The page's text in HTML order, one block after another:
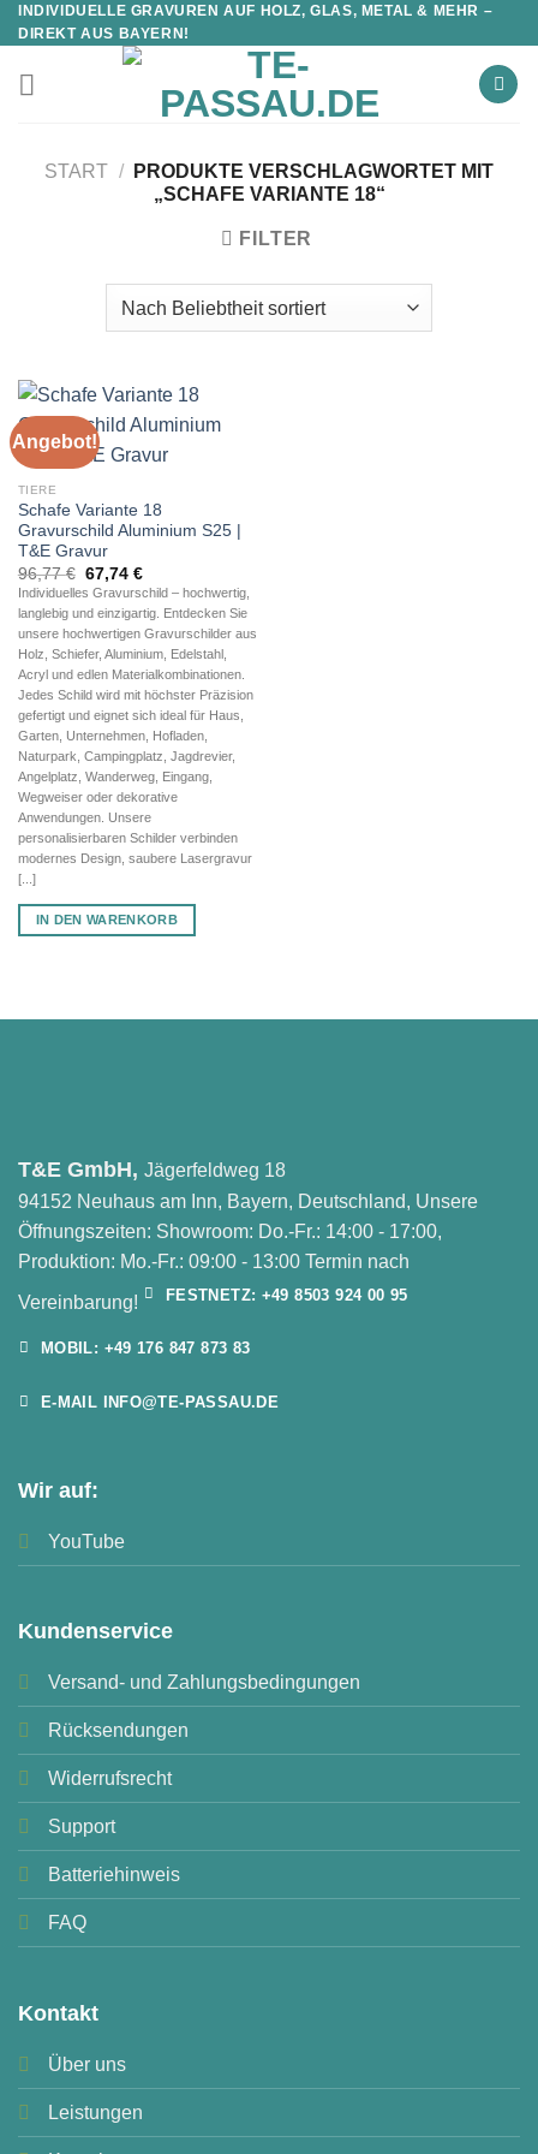
INDIVIDUELLE GRAVUREN AUF HOLZ, GLAS, METAL & MEHR –
DIREKT AUS BAYERN!
START /
PRODUKTE VERSCHLAGWORTET MIT
„SCHAFE VARIANTE 18“
FILTER
Angebot!
TIERE
Schafe Variante 18
Gravurschild Aluminium S25 |
T&E Gravur
96,77€ Ursprünglicher
Preis
war:
96,77 €
67,74 €Aktueller
Preis
ist:
67,74 €.
Individuelles Gravurschild – hochwertig,
langlebig und einzigartig. Entdecken Sie
unsere hochwertigen Gravurschilder aus
Holz, Schiefer, Aluminium, Edelstahl,
Acryl und edlen Materialkombinationen.
Jedes Schild wird mit höchster Präzision
gefertigt und eignet sich ideal für Haus,
Garten, Unternehmen, Hofladen,
Naturpark, Campingplatz, Jagdrevier,
Angelplatz, Wanderweg, Eingang,
Wegweiser oder dekorative
Anwendungen. Unsere
personalisierbaren Schilder verbinden
modernes Design, saubere Lasergravur
[...]
IN DEN WARENKORB
T&E GmbH, Jägerfeldweg 18
94152 Neuhaus am Inn, Bayern, Deutschland, Unsere
Öffnungszeiten: Showroom: Do.-Fr.: 14:00 - 17:00,
Produktion: Mo.-Fr.: 09:00 - 13:00 Termin nach
Vereinbarung!
FESTNETZ: +49 8503 924 00 95
MOBIL: +49 176 847 873 83
E-MAIL INFO@TE-PASSAU.DE
Wir auf:
YouTube
Kundenservice
Versand- und Zahlungsbedingungen
Rücksendungen
Widerrufsrecht
Support
Batteriehinweis
FAQ
Kontakt
Über uns
Leistungen